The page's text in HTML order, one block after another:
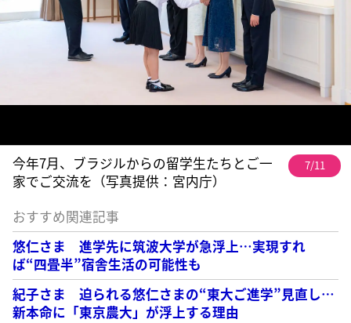
今年7月、ブラジルからの留学生たちとご一
家でご交流を（写真提供：宮内庁）
7/11
おすすめ関連記事
悠仁さま 進学先に筑波大学が急浮上…実現すれ
ば“四畳半”宿舎生活の可能性も
紀子さま 迫られる悠仁さまの“東大ご進学”見直し…
新本命に「東京農大」が浮上する理由